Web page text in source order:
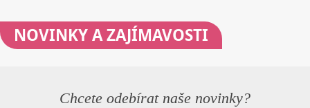
NOVINKYA ZAJÍMAVOSTI
Chcete odebírat naše novinky?